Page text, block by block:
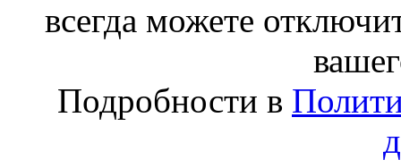
всегда можете
Подробности в